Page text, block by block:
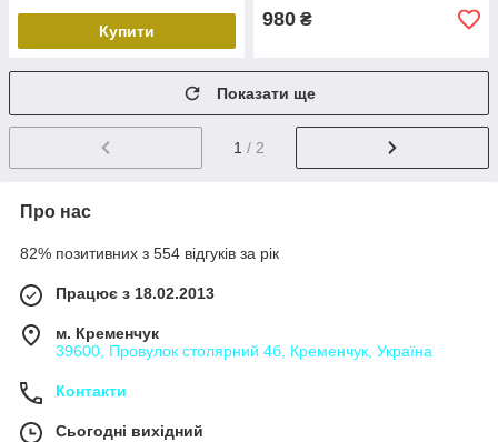
Купити
980 ₴
Показати ще
1 / 2
Про нас
82% позитивних з 554 відгуків за рік
Працює з 18.02.2013
м. Кременчук
39600, Провулок столярний 4б, Кременчук, Україна
Контакти
Сьогодні вихідний